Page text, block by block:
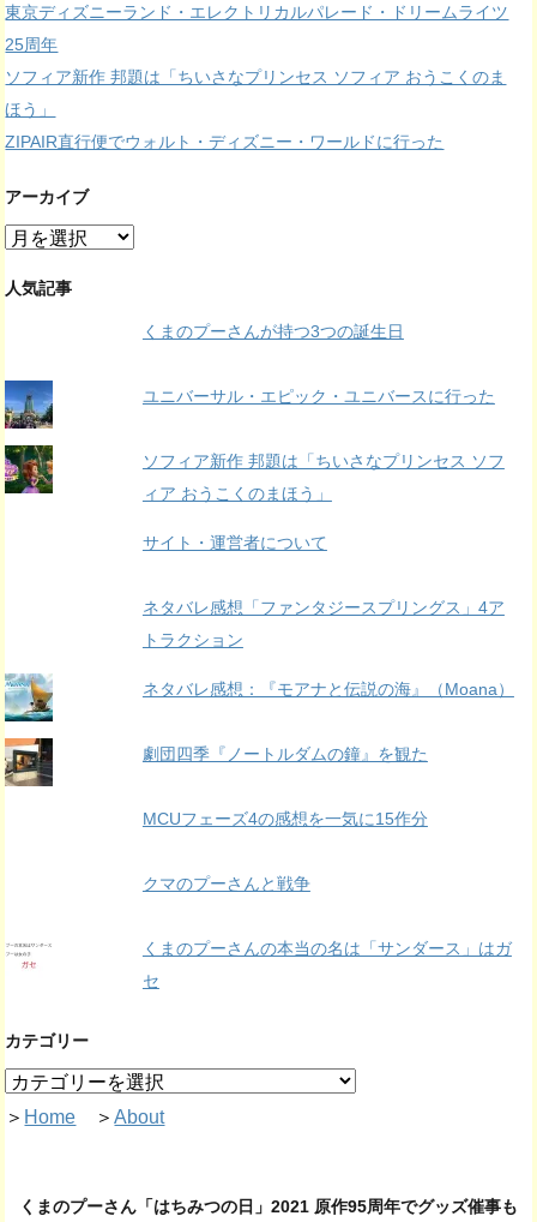
東京ディズニーランド・エレクトリカルパレード・ドリームライツ
25周年
ソフィア新作 邦題は「ちいさなプリンセス ソフィア おうこくのま
ほう」
ZIPAIR直行便でウォルト・ディズニー・ワールドに行った
アーカイブ
ア
カ
人気記事
くまのプーさんが持つ3つの誕生日
ユニバーサル・エピック・ユニバースに行った
ソフィア新作 邦題は「ちいさなプリンセス ソフ
ィア おうこくのまほう」
サイト・運営者について
ネタバレ感想「ファンタジースプリングス」4ア
トラクション
ネタバレ感想：『モアナと伝説の海』（Moana）
劇団四季『ノートルダムの鐘』を観た
MCUフェーズ4の感想を一気に15作分
クマのプーさんと戦争
くまのプーさんの本当の名は「サンダース」はガ
セ
カテゴリー
＞ Home ＞About
くまのプーさん「はちみつの日」2021 原作95周年でグッズ催事も